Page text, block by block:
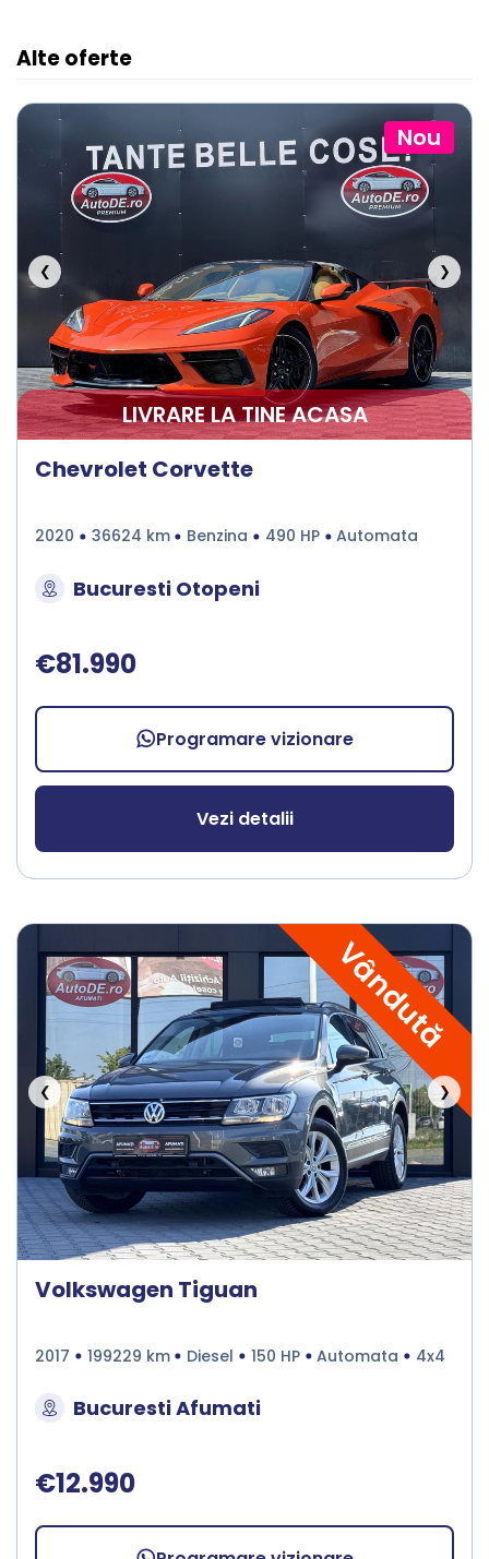
Alte oferte
Nou
❮ ❯
LIVRARE LA TINE ACASA
Chevrolet Corvette
2020 36624 km Benzina 490 HP Automata
Bucuresti Otopeni
€81.990
Programare vizionare
Vezi detalii
Vândută
❮ ❯
Volkswagen Tiguan
2017 199229 km Diesel 150 HP Automata 4x4
Bucuresti Afumati
€12.990